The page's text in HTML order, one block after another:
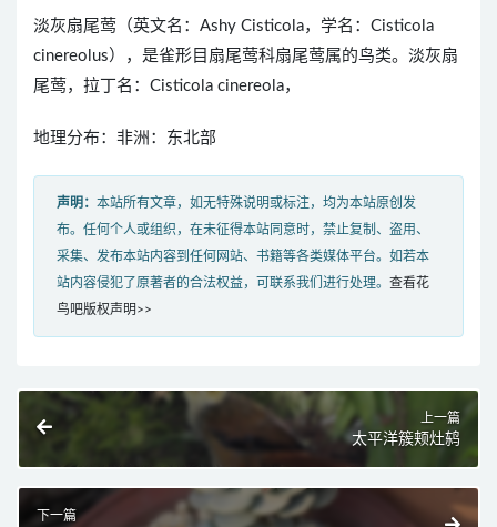
淡灰扇尾莺（英文名：Ashy Cisticola，学名：Cisticola
cinereolus），是雀形目扇尾莺科扇尾莺属的鸟类。淡灰扇
尾莺，拉丁名：Cisticola cinereola，
地理分布：非洲：东北部
声明： 本站所有文章，如无特殊说明或标注，均为本站原创发
布。任何个人或组织，在未征得本站同意时，禁止复制、盗用、
采集、发布本站内容到任何网站、书籍等各类媒体平台。如若本
站内容侵犯了原著者的合法权益，可联系我们进行处理。 查看花
鸟吧版权声明>>
上一篇
太平洋簇颊灶鸫
下一篇